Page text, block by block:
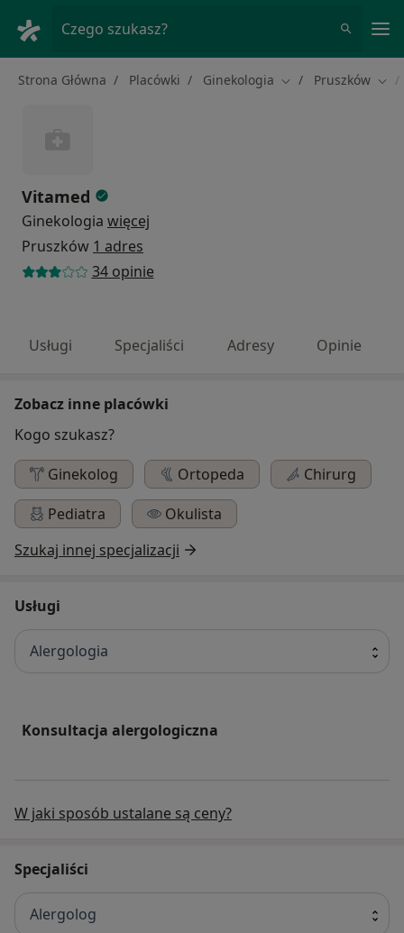
Czego szukasz?
Strona Główna Placówki Ginekologia Zmień miasto
Pruszków
Vitamed
Ginekologia więcej
Pruszków 1 adres
34 opinie
Usługi Specjaliści Adresy Opinie
Zobacz inne placówki
Kogo szukasz?
Ginekolog
Ortopeda
Chirurg
Pediatra
Okulista
Szukaj innej specjalizacji
Usługi
Alergologia
Konsultacja alergologiczna
W jaki sposób ustalane są ceny?
Specjaliści
Alergolog